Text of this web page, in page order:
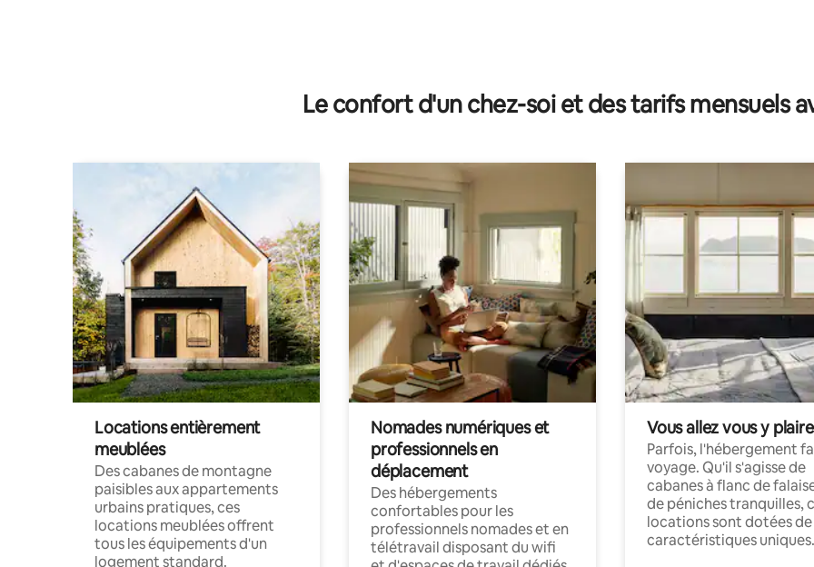
Le confort d'un chez-soi et des tarifs mensuels
Locations entièrement
meublées
Des cabanes de montagne
paisibles aux appartements
urbains pratiques, ces
locations meublées offrent
tous les équipements d'un
logement standard.
Nomades numériques et
professionnels en
déplacement
Des hébergements
confortables pour les
professionnels nomades et en
télétravail disposant du wifi
Vous allez vous y plaire
Parfois, l'hébergement
voyage. Qu'il s'agisse de
cabanes à flanc de
de péniches tranquilles,
locations sont dotées de
caractéristiques uniques.